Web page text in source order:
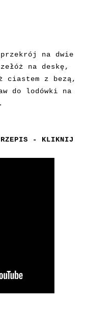
na dwie
na deskę,
ciastem z bezą,
do lodówki na
- KLIKNIJ